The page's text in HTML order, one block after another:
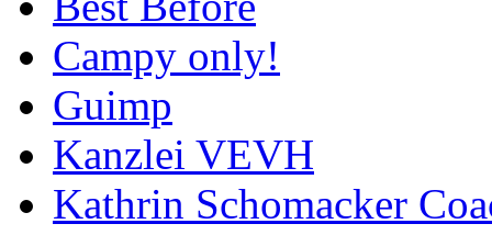
Campy only!
Guimp
Kanzlei VEVH
Kathrin Schomacker